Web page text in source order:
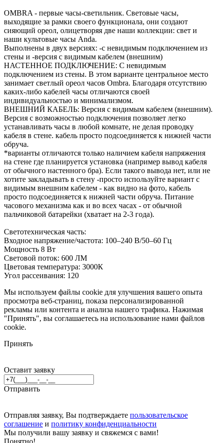
OMBRA - первые часы-светильник. Световые часы,
выходящие за рамки своего функционала, они создают
сияющий ореол, олицетворяя две наши коллекции: свет и
наши культовые часы Anda.
Выполнены в двух версиях: -с невидимым подключением из
стены и -версия с видимым кабелем (внешним)
НАСТЕННОЕ ПОДКЛЮЧЕНИЕ: С невидимым
подключением из стены. В этом варианте центральное место
занимает светлый ореол часов Ombra. Благодаря отсутствию
каких-либо кабелей часы отличаются своей
индивидуальностью и минимализмом.
ВНЕШНИЙ КАБЕЛЬ: Версия с видимым кабелем (внешним).
Версия с возможностью подключения позволяет легко
устанавливать часы в любой комнате, не делая проводку
кабеля в стене. кабель просто подсоединяется к нижней части
обруча.
*варианты отличаются только наличием кабеля напряжения
на стене где планируется установка (например вывод кабеля
от обычного настенного бра). Если такого вывода нет, или не
хотите закладывать в стену -просто используйте вариант с
видимым внешним кабелем - как видно на фото, кабель
просто подсоединяется к нижней части обруча. Питание
часового механизма как и во всех часах - от обычной
пальчиковой батарейки (хватает на 2-3 года).
Светотехническая часть:
Входное напряжение/частота: 100–240 В/50–60 Гц
Мощность 8 Вт
Световой поток: 600 ЛМ
Цветовая температура: 3000К
Угол рассеивания: 120
Мы используем файлы cookie для улучшения вашего опыта
просмотра веб-страниц, показа персонализированной
рекламы или контента и анализа нашего трафика. Нажимая
"Принять", вы соглашаетесь на использование нами файлов
cookie.
Принять
Оставит заявку
Отправить
Отправляя заявку, Вы подтверждаете пользовательское
соглашение и политику конфиденциальности
Мы получили вашу заявку и свяжемся с вами!
Понятно!